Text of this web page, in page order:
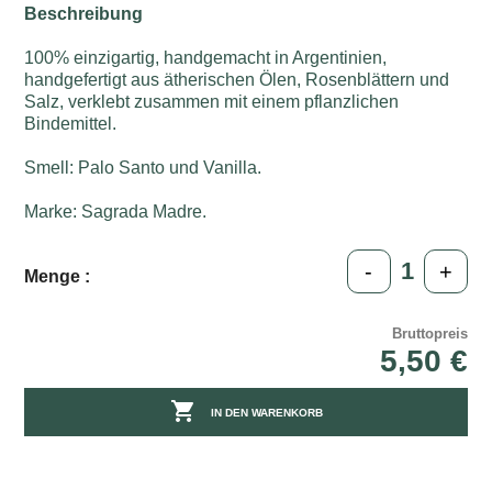
Beschreibung
100% einzigartig, handgemacht in Argentinien,
handgefertigt aus ätherischen Ölen, Rosenblättern und
Salz, verklebt zusammen mit einem pflanzlichen
Bindemittel.
Smell: Palo Santo und Vanilla.
Marke: Sagrada Madre.
Menge : - +
Bruttopreis
5,50 €
 IN DEN WARENKORB